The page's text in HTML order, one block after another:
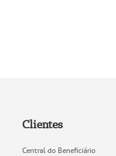
Clientes
Central do Beneficiário